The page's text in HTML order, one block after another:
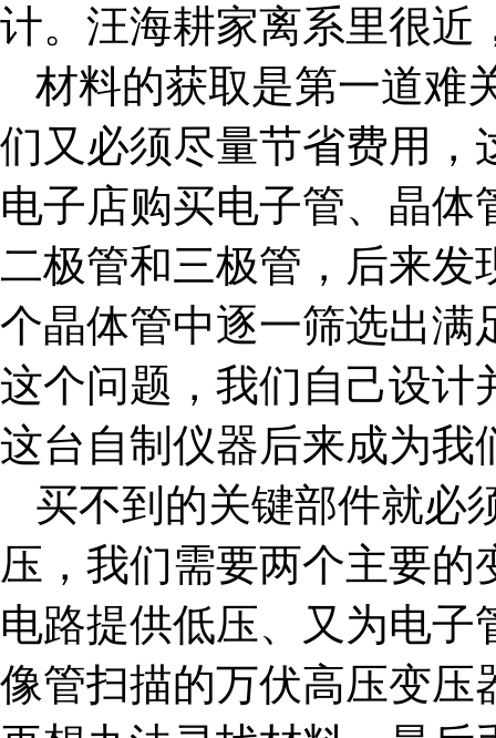
计。汪海耕家离系里很近
材料的获取是第一道难
们又必须尽量节省费用，
电子店购买电子管、晶
二极管和三极管，后来
个晶体管中逐一筛选出满
这个问题，我们自己设计
这台自制仪器后来成为我
买不到的关键部件就必
压，我们需要两个主要
电路提供低压、又为电
像管扫描的万伏高压变压